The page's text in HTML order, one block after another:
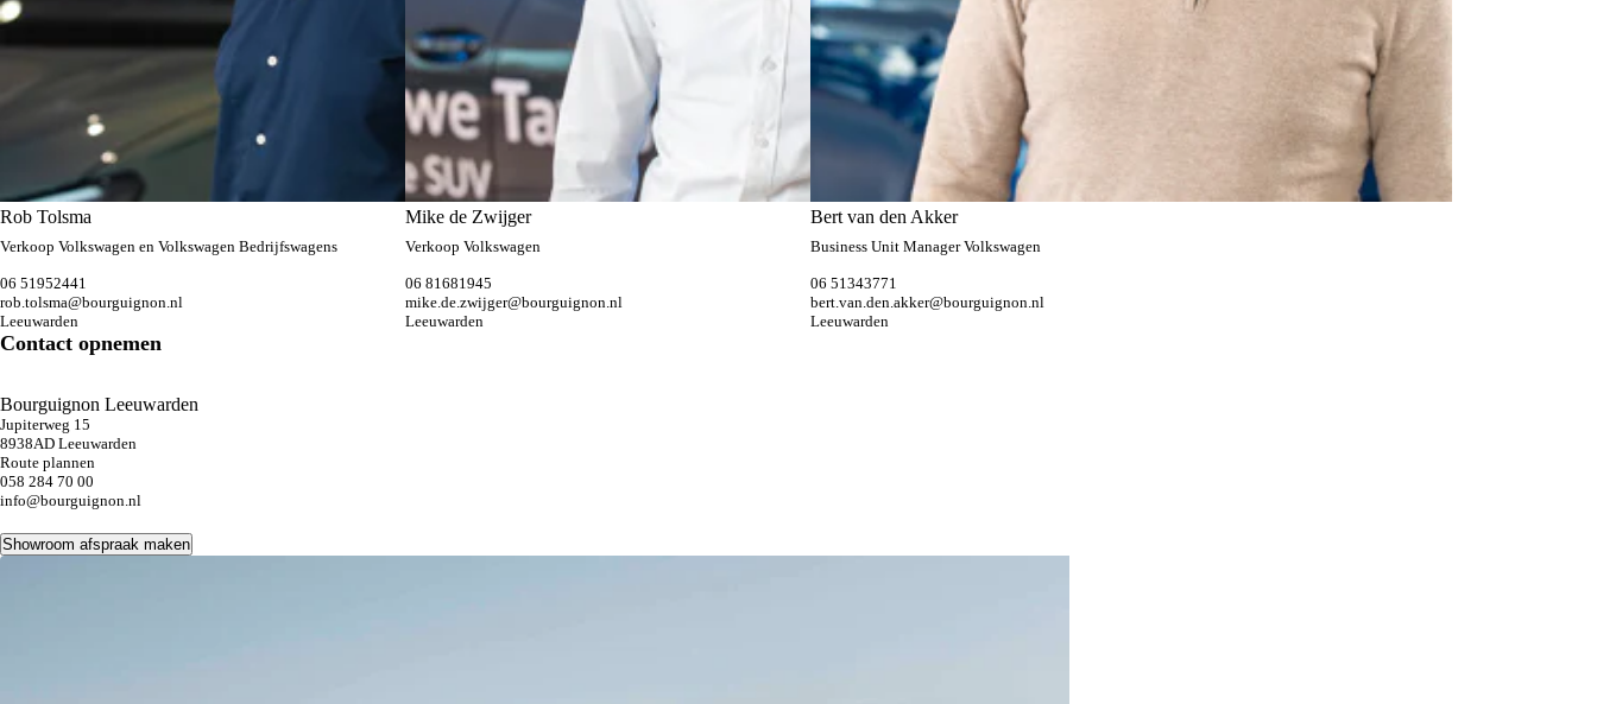
Rob Tolsma
Verkoop Volkswagen en Volkswagen Bedrijfswagens
06 51952441
rob.tolsma@bourguignon.nl
Leeuwarden
Mike de Zwijger
Verkoop Volkswagen
06 81681945
mike.de.zwijger@bourguignon.nl
Leeuwarden
Bert van den Akker
Business Unit Manager Volkswagen
06 51343771
bert.van.den.akker@bourguignon.nl
Leeuwarden
Contact opnemen
Bourguignon Leeuwarden
Jupiterweg 15
8938AD Leeuwarden
Route plannen
058 284 70 00
info@bourguignon.nl
Showroom afspraak maken